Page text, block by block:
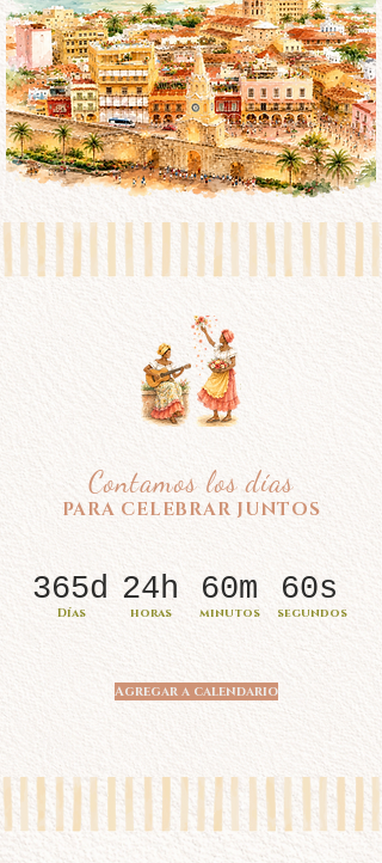
Contamos los días
PARA CELEBRAR JUNTOS
Días horas minutos segundos
365d 24h 60m 60s
Agregar a calendario